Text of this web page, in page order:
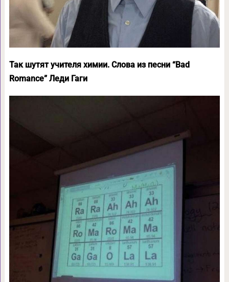
Так шутят учителя химии. Слова из песни “Bad
Romance” Леди Гаги